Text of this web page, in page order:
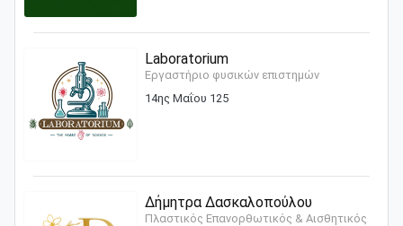
Laboratorium
Εργαστήριο φυσικών επιστημών
14ης Μαΐου 125
Δήμητρα Δασκαλοπούλου
Πλαστικός Επανορθωτικός & Αισθητικός